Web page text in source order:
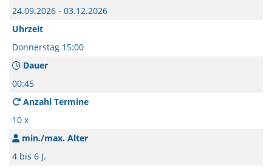
24.09.2026 - 03.12.2026
Uhrzeit
Donnerstag 15:00
Dauer
00:45
Anzahl Termine
10 x
min./max. Alter
4 bis 6 J.